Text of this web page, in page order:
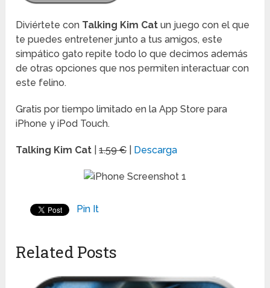
Diviértete con Talking Kim Cat un juego con el que
te puedes entretener junto a tus amigos, este
simpático gato repite todo lo que decimos además
de otras opciones que nos permiten interactuar con
este felino.
Gratis por tiempo limitado en la App Store para
iPhone y iPod Touch.
Talking Kim Cat |1.59 € Descarga
Pin It
Related Posts